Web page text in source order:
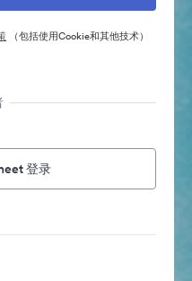
（包括使用Cookie和其他技术）
登录